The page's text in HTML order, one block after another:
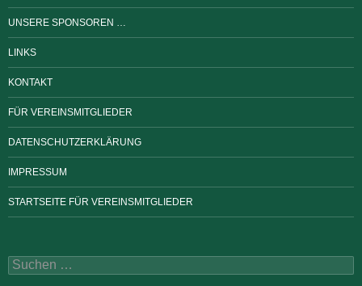
UNSERE SPONSOREN …
LINKS
KONTAKT
FÜR VEREINSMITGLIEDER
DATENSCHUTZERKLÄRUNG
IMPRESSUM
STARTSEITE FÜR VEREINSMITGLIEDER
Suchen
nach: